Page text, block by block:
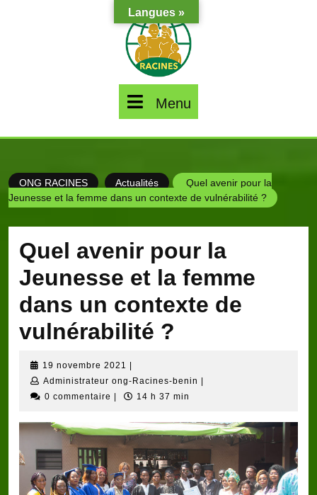
Menu
ONG RACINES Actualités
Quel avenir pour la
Jeunesse et la femme dans un contexte de vulnérabilité ?
Quel avenir pour la
Jeunesse et la femme
dans un contexte de
vulnérabilité ?
19 novembre 2021 19
novembre
2021
Administrateur ong-Racines-benin Administrateur
benin
0 commentaire
14 h 37 min
Langues »